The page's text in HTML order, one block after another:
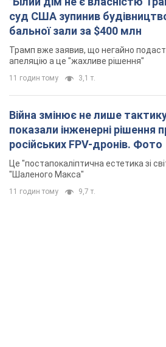
суд США зупинив
бальної зали за $400 млн
Трамп вже заявив, що негайно
апеляцію а це "жахливе рішення"
11 годин тому 3,1 т.
Війна змінює не лише
показали інженерні рішення
російських FPV-дронів. Фото
Це "постапокаліптична естетика зі
"Шаленого Макса"
11 годин тому 9,7 т.